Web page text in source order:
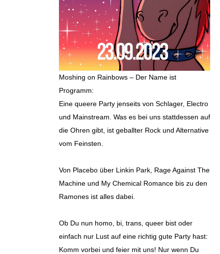
Moshing on Rainbows – Der Name ist
Programm:
Eine queere Party jenseits von Schlager, Electro
und Mainstream. Was es bei uns stattdessen auf
die Ohren gibt, ist geballter Rock und Alternative
vom Feinsten.
Von Placebo über Linkin Park, Rage Against The
Machine und My Chemical Romance bis zu den
Ramones ist alles dabei.
Ob Du nun homo, bi, trans, queer bist oder
einfach nur Lust auf eine richtig gute Party hast:
Komm vorbei und feier mit uns! Nur wenn Du